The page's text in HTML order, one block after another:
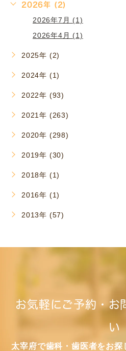
2026年 (2)
2026年7月 (1)
2026年4月 (1)
2025年 (2)
2024年 (1)
2022年 (93)
2021年 (263)
2020年 (298)
2019年 (30)
2018年 (1)
2016年 (1)
2013年 (57)
お気軽にご予約・お
い
太宰府で歯科・歯医者をお